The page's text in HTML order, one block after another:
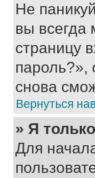
Не
вы всегда
страницу
пароль?»,
снова
Вернуться
» Я
Для